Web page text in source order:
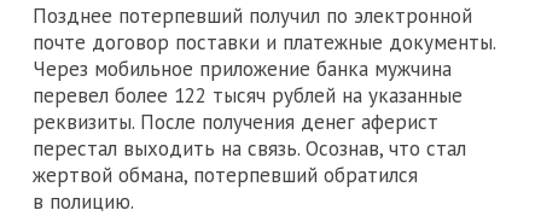
Позднее потерпевший получил по электронной
почте договор поставки и платежные документы.
Через мобильное приложение банка мужчина
перевел более 122 тысяч рублей на указанные
реквизиты. После получения денег аферист
перестал выходить на связь. Осознав, что стал
жертвой обмана, потерпевший обратился
в полицию.